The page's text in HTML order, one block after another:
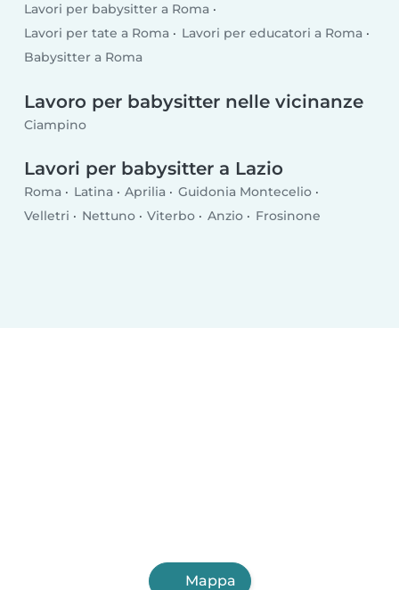
Lavori per babysitter a Roma
Lavori per tate a Roma
Lavori per educatori a Roma
Babysitter a Roma
Lavoro per babysitter nelle vicinanze
Ciampino
Lavori per babysitter a Lazio
Roma Latina Aprilia
Guidonia Montecelio
Velletri
Nettuno Viterbo Anzio Frosinone
Mappa